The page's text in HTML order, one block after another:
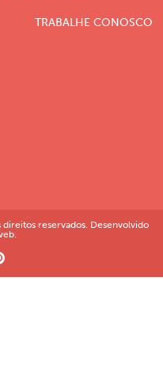
TRABALHE CONOSCO
reservados. Desenvolvido